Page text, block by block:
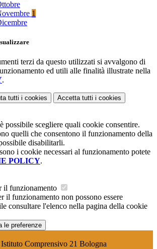
1
terzi da questo utilizzati si avvalgono di
ed utili alle finalità illustrate nella
.
tutti i cookies Accetta tutti i cookies
possibile scegliere quali cookie consentire.
quelli che consentono il funzionamento della
disabilitarli.
i cookie necessari al funzionamento potete
POLICY.
il funzionamento
il funzionamento non possono essere
consultare l'elenco nella pagina della cookie
le preferenze
Istituto Comprensivo 21 Bologna